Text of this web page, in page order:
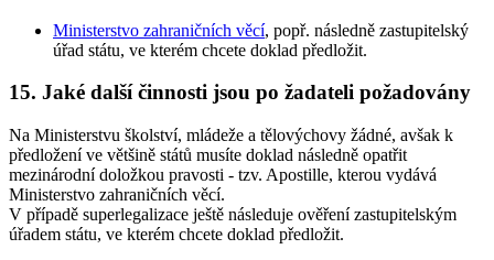
Ministerstvo zahraničních věcí, popř. následně zastupitelský
úřad státu, ve kterém chcete doklad předložit.
15. Jaké další činnosti jsou po žadateli požadovány
Na Ministerstvu školství, mládeže a tělovýchovy žádné, avšak k
předložení ve většině států musíte doklad následně opatřit
mezinárodní doložkou pravosti - tzv. Apostille, kterou vydává
Ministerstvo zahraničních věcí.
V případě superlegalizace ještě následuje ověření zastupitelským
úřadem státu, ve kterém chcete doklad předložit.